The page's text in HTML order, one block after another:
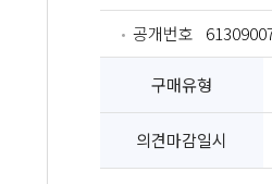
공개번호
구매유형
의견마감일시